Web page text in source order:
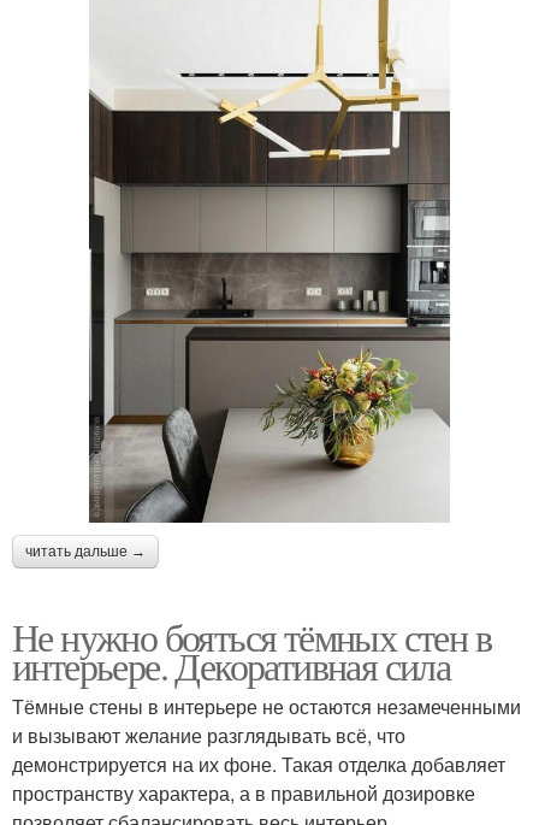
читать дальше →
Не нужно бояться тёмных стен в
интерьере. Декоративная сила
Тёмные стены в интерьере не остаются незамеченными
и вызывают желание разглядывать всё, что
демонстрируется на их фоне. Такая отделка добавляет
пространству характера, а в правильной дозировке